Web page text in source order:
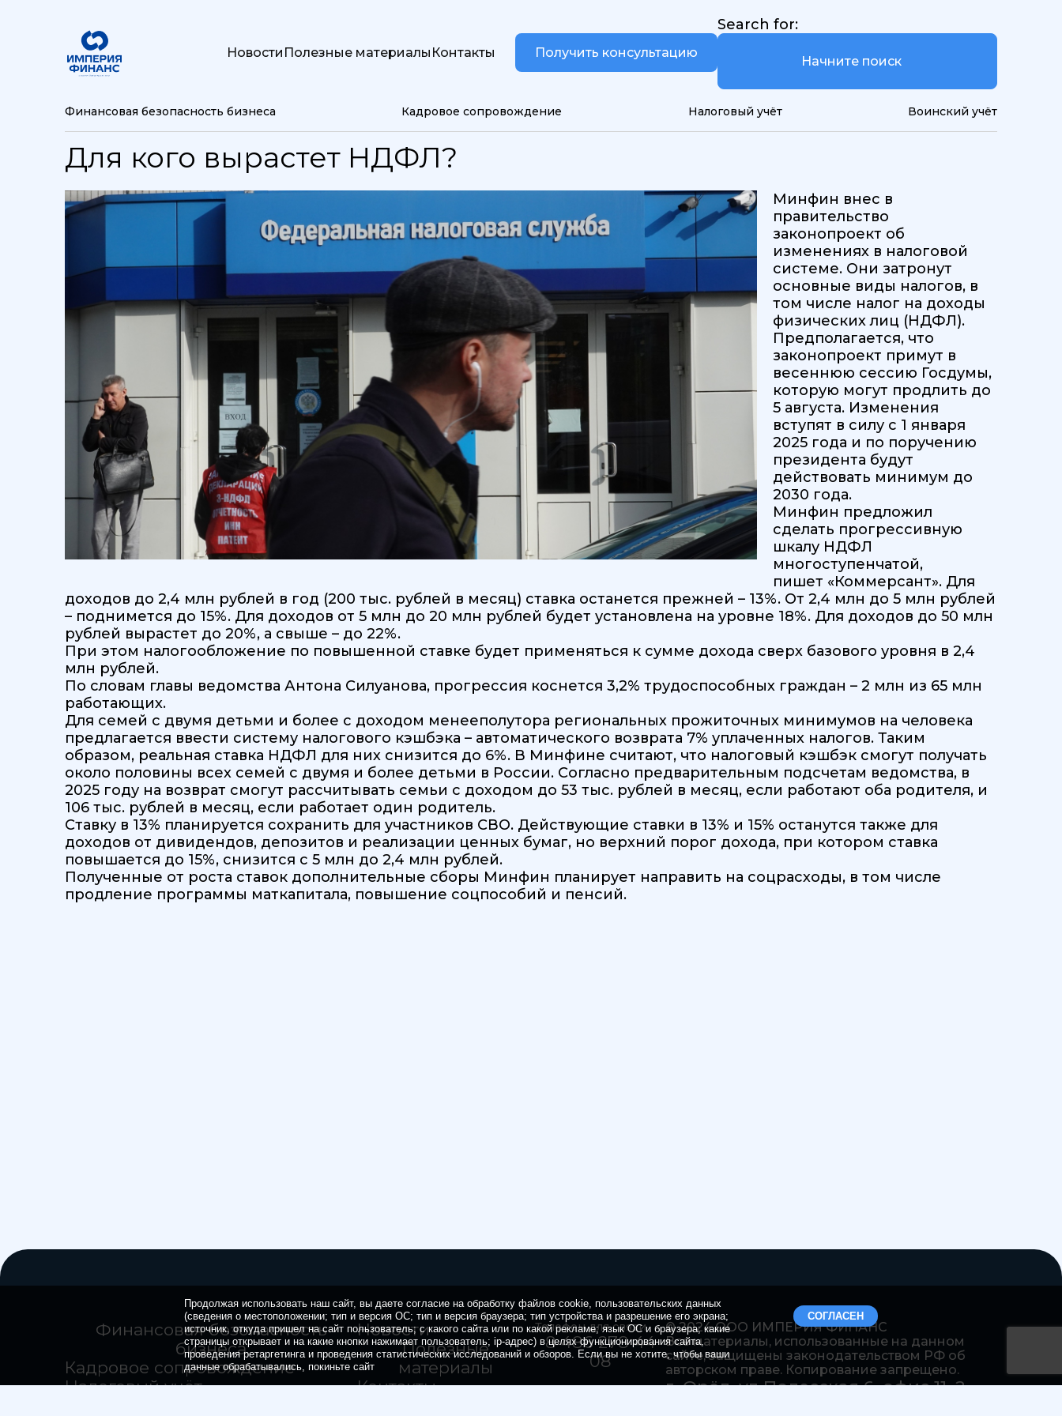
Новости Полезные материалы Контакты Получить консультацию
Search for:
Финансовая безопасность бизнеса Кадровое сопровождение Налоговый учёт Воинский учёт
Для кого вырастет НДФЛ?
Минфин внес в
правительство
законопроект об
изменениях в налоговой
системе. Они затронут
основные виды налогов, в
том числе налог на доходы
физических лиц (НДФЛ).
Предполагается, что
законопроект примут в
весеннюю сессию Госдумы,
которую могут продлить до
5 августа. Изменения
вступят в силу с 1 января
2025 года и по поручению
президента будут
действовать минимум до
2030 года.
Минфин предложил
сделать прогрессивную
шкалу НДФЛ
многоступенчатой,
пишет «Коммерсант». Для
доходов до 2,4 млн рублей в год (200 тыс. рублей в месяц) ставка останется прежней – 13%. От 2,4 млн до 5 млн рублей
– поднимется до 15%. Для доходов от 5 млн до 20 млн рублей будет установлена на уровне 18%. Для доходов до 50 млн
рублей вырастет до 20%, а свыше – до 22%.
При этом налогообложение по повышенной ставке будет применяться к сумме дохода сверх базового уровня в 2,4
млн рублей.
По словам главы ведомства Антона Силуанова, прогрессия коснется 3,2% трудоспособных граждан – 2 млн из 65 млн
работающих.
Для семей с двумя детьми и более с доходом менееполутора региональных прожиточных минимумов на человека
предлагается ввести систему налогового кэшбэка – автоматического возврата 7% уплаченных налогов. Таким
образом, реальная ставка НДФЛ для них снизится до 6%. В Минфине считают, что налоговый кэшбэк смогут получать
около половины всех семей с двумя и более детьми в России. Согласно предварительным подсчетам ведомства, в
2025 году на возврат смогут рассчитывать семьи с доходом до 53 тыс. рублей в месяц, если работают оба родителя, и
106 тыс. рублей в месяц, если работает один родитель.
Ставку в 13% планируется сохранить для участников СВО. Действующие ставки в 13% и 15% останутся также для
доходов от дивидендов, депозитов и реализации ценных бумаг, но верхний порог дохода, при котором ставка
повышается до 15%, снизится с 5 млн до 2,4 млн рублей.
Полученные от роста ставок дополнительные сборы Минфин планирует направить на соцрасходы, в том числе
продление программы маткапитала, повышение соцпособий и пенсий.
Финансовая безопасность
бизнеса
Кадровое сопровождение
Налоговый учёт
Новости
Полезные
материалы
Контакты
Телефон для связи
8 486 278 44
08
© 2024 ООО ИМПЕРИЯ ФИНАНС
Все материалы, использованные на данном
сайте, защищены законодательством РФ об
авторском праве. Копирование запрещено.
г. Орёл, ул Полесская 6, офис 11, 2
Продолжая использовать наш сайт, вы даете согласие на обработку файлов cookie, пользовательских данных
(сведения о местоположении; тип и версия ОС; тип и версия браузера; тип устройства и разрешение его экрана;
источник, откуда пришел на сайт пользователь; с какого сайта или по какой рекламе; язык ОС и браузера; какие
страницы открывает и на какие кнопки нажимает пользователь; ip-адрес) в целях функционирования сайта,
проведения ретаргетинга и проведения статистических исследований и обзоров. Если вы не хотите, чтобы ваши
данные обрабатывались, покиньте сайт
СОГЛАСЕН